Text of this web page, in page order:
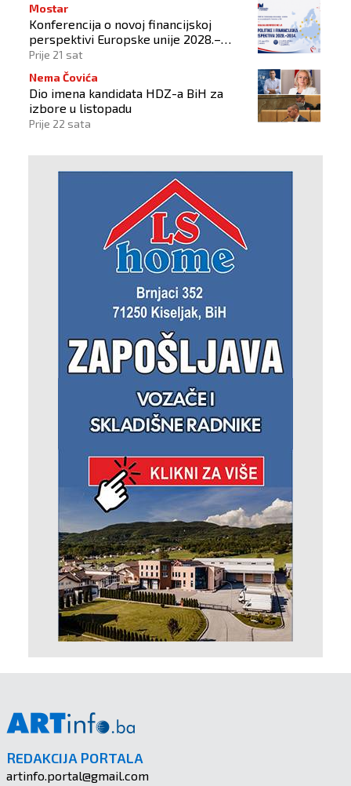
Mostar
Konferencija o novoj financijskoj
perspektivi Europske unije 2028.–
2034.
Prije 21 sat
Nema Čovića
Dio imena kandidata HDZ-a BiH za
izbore u listopadu
Prije 22 sata
REDAKCIJA PORTALA
artinfo.portal@gmail.com